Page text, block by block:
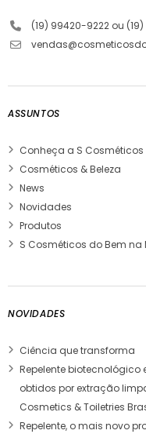
(19) 99420-9222 ou (19)
ASSUNTOS
Conheça a S Cosméticos
Cosméticos & Beleza
News
Novidades
Produtos
S Cosméticos do Bem na
NOVIDADES
Ciência que transforma
Repelente
obtidos por extração
Cosmetics & Toiletries
Repelente, o mais novo